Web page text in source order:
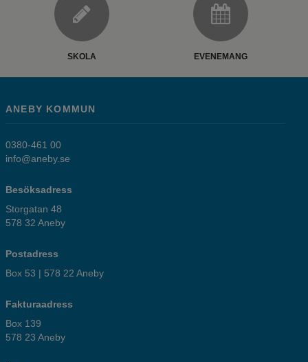
SKOLA EVENEMANG
ANEBY KOMMUN
0380-461 00
info@aneby.se
Besöksadress
Storgatan 48
578 32 Aneby
Postadress
Box 53 | 578 22 Aneby
Fakturaadress
Box 139
578 23 Aneby